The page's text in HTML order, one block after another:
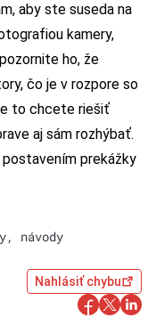
aby ste suseda na
kamery,
ho, že
čo je v rozpore so
to chcete riešiť
aj sám rozhýbať.
prekážky
návody
Nahlásiť chybu